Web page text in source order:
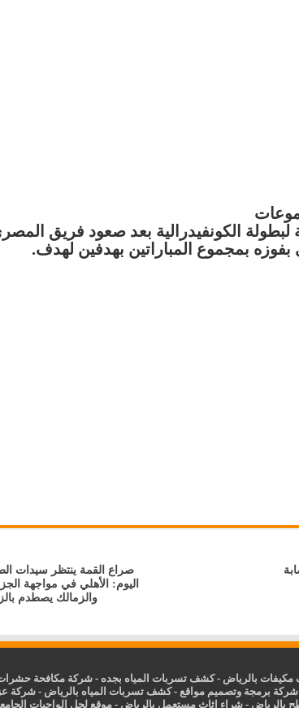
لبطولة الكونفيدرالية بعد صعود فريق
بفوزه بمجموع المباراتين بهدفين لهدف.
صراع القمة ينتظر سيدات
اليوم: الأهلي في مواجهة
والزمالك يصطدم
بالرياض -كشف تسربات المياه بجده -شركة مكافحة
شركة برمجة وتصميم مواقع -كشف تسربات المياه بالرياض -شركة
بالرياض -شراء اثاث مستعمل بالرياض - موقع لحل الواجبات